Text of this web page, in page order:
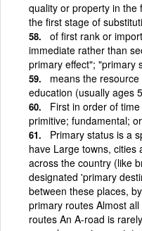
quality or property in the
the first stage of
of first rank or
immediate rather than
primary effect"; "primary
means the
education (usually ages
First in order of
primitive; fundamental;
Primary status is a
have Large towns, cities
across the country (like
designated 'primary
between these places,
primary routes Almost
routes An A-road is